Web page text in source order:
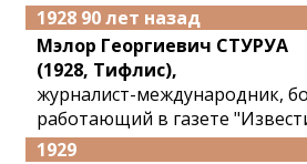
1928 90 лет назад
Мэлор Георгиевич СТУРУА
(1928, Тифлис),
журналист-международник,
работающий в газете
1929